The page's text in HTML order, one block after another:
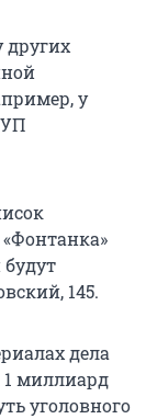
других
у
145.
дела
1 миллиард
уголовного